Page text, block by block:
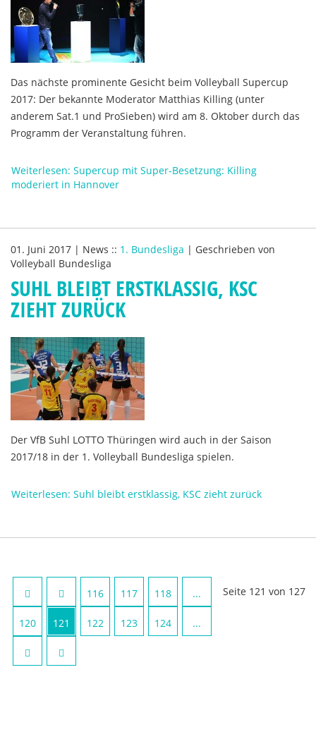
Das nächste prominente Gesicht beim Volleyball Supercup
2017: Der bekannte Moderator Matthias Killing (unter
anderem Sat.1 und ProSieben) wird am 8. Oktober durch das
Programm der Veranstaltung führen.
Weiterlesen: Supercup mit Super-Besetzung: Killing
moderiert in Hannover
01. Juni 2017 | News :: 1. Bundesliga | Geschrieben von
Volleyball Bundesliga
SUHL BLEIBT ERSTKLASSIG, KSC
ZIEHT ZURÜCK
Der VfB Suhl LOTTO Thüringen wird auch in der Saison
2017/18 in der 1. Volleyball Bundesliga spielen.
Weiterlesen: Suhl bleibt erstklassig, KSC zieht zurück
Seite 121 von 127
116 117 118 ...
120 121 122 123 124 ...